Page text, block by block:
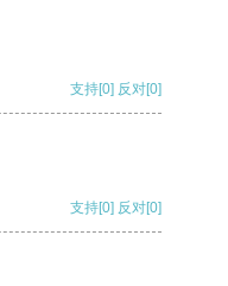
支持[0] 反对[0]
支持[0] 反对[0]